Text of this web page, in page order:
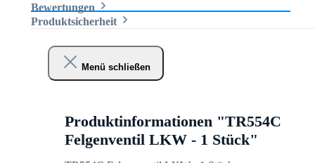
Bewertungen
Produktsicherheit
Menü schließen
Produktinformationen "TR554C
Felgenventil LKW - 1 Stück"